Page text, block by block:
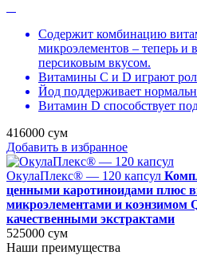
Содержит комбинацию
микроэлементов – теперь и
персиковым вкусом.
Витамины C и D играют
Йод поддерживает
Витамин D способствует
416000 сум
Добавить в избранное
ОкулаПлекс® — 120 капсул
ценными каротиноидами плюс
микроэлементами и коэнзимом
качественными экстрактами
525000 сум
Наши преимущества